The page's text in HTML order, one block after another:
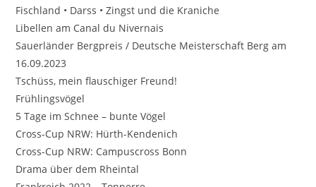
Fischland • Darss • Zingst und die Kraniche
Libellen am Canal du Nivernais
Sauerländer Bergpreis / Deutsche Meisterschaft Berg am
16.09.2023
Tschüss, mein flauschiger Freund!
Frühlingsvögel
5 Tage im Schnee – bunte Vögel
Cross-Cup NRW: Hürth-Kendenich
Cross-Cup NRW: Campuscross Bonn
Drama über dem Rheintal